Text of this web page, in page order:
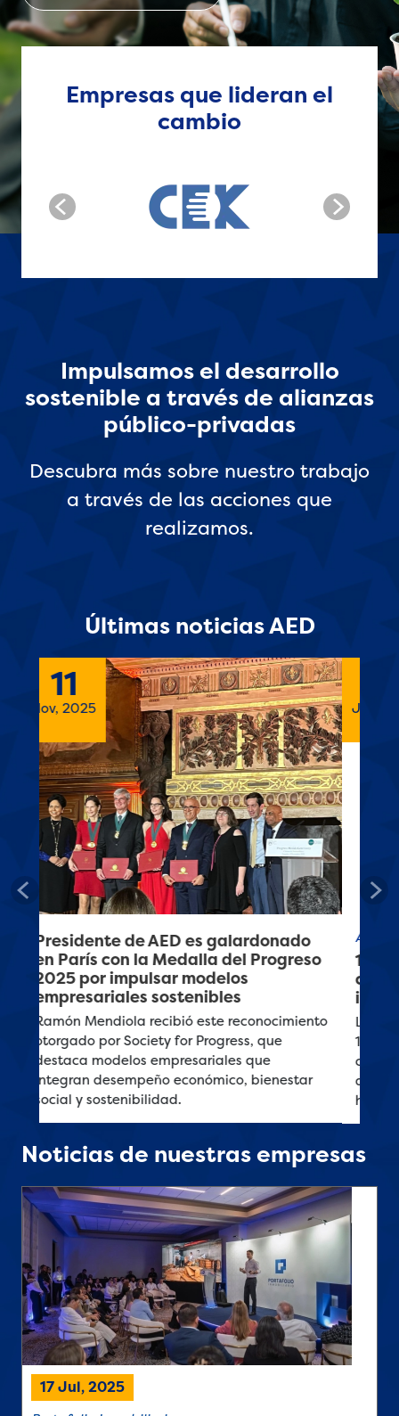
Empresas que lideran el
cambio
Impulsamos el desarrollo
sostenible a través de alianzas
público-privadas
Descubra más sobre nuestro trabajo
a través de las acciones que
realizamos.
Últimas noticias AED
26
Jun, 2025
AED
102 empresas en Costa Rica se
comprometen con el respeto y la
inclusión de personas LGBTIQ+
La adhesión de 13 nuevas empresas eleva a
102 la cifra de organizaciones
comprometidas con el combate a la
discriminación y la defensa de los derechos
humanos en los lugares de trabajo de Cost
Previous
Noticias de nuestras empresas
17 Jul, 2025